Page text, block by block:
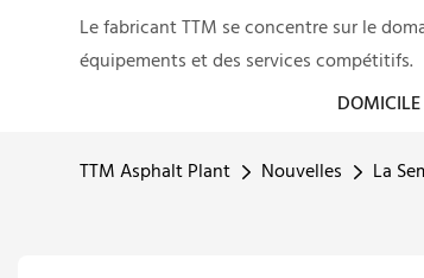
Le fabricant TTM se concentre sur le
équipements et des services compétitifs.
DOMICILE
TTM Asphalt Plant Nouvelles La